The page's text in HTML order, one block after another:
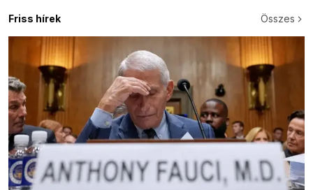
Friss hírek Összes